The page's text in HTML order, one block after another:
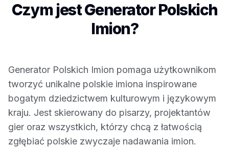
Czym jest Generator Polskich
Imion?
Generator Polskich Imion pomaga użytkownikom
tworzyć unikalne polskie imiona inspirowane
bogatym dziedzictwem kulturowym i językowym
kraju. Jest skierowany do pisarzy, projektantów
gier oraz wszystkich, którzy chcą z łatwością
zgłębiać polskie zwyczaje nadawania imion.